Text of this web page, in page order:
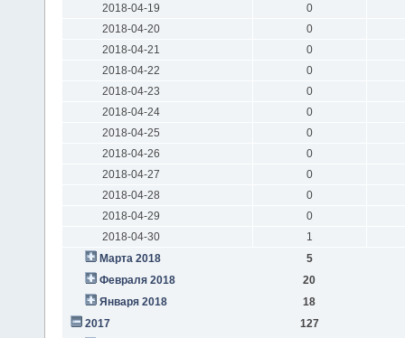
2018-04-19
0
2018-04-20
0
2018-04-21
0
2018-04-22
0
2018-04-23
0
2018-04-24
0
2018-04-25
0
2018-04-26
0
2018-04-27
0
2018-04-28
0
2018-04-29
0
2018-04-30
1
Марта 2018
5
Февраля 2018
20
Января 2018
18
2017
127